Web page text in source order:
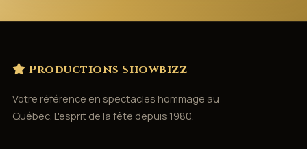
Productions Showbizz
Votre référence en spectacles hommage au
Québec. L'esprit de la fête depuis 1980.